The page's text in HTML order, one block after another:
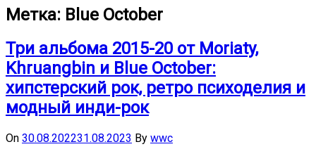
Метка: Blue October
Три альбома 2015-20 от Moriaty,
Khruangbin и Blue October:
хипстерский рок, ретро психоделия и
модный инди-рок
On 30.08.202231.08.2023 By wwc